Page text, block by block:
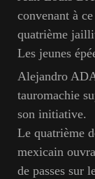
convenant à
quatrième
Les jeunes
Alejandro
tauromachie
son initiative.
Le quatrième
mexicain
de passes sur